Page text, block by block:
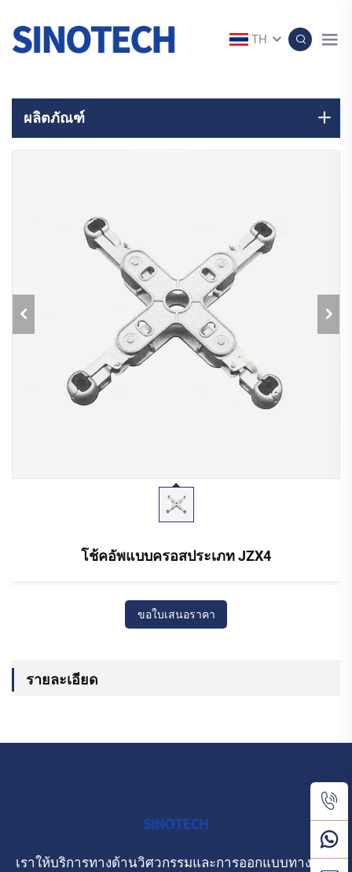
TH
ผลิตภัณฑ์
โช้คอัพแบบครอสประเภท JZX4
ขอใบเสนอราคา
รายละเอียด
เราให้บริการทางด้านวิศวกรรมและการออกแบบทางด้าน